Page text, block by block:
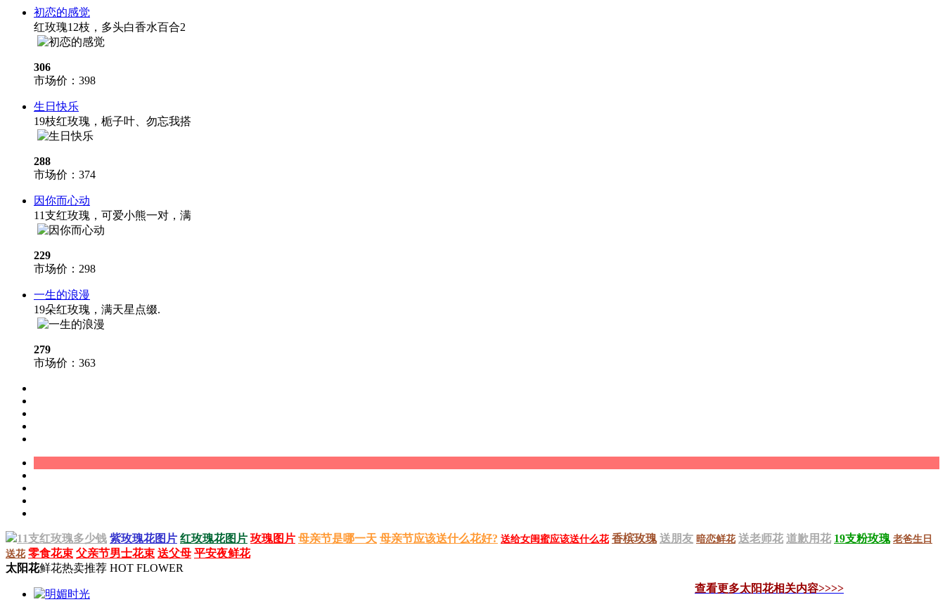
初恋的感觉
红玫瑰12枝，多头白香水百合2
306
市场价： 398
生日快乐
19枝红玫瑰，栀子叶、勿忘我搭
288
市场价： 374
因你而心动
11支红玫瑰，可爱小熊一对，满
229
市场价： 298
一生的浪漫
19朵红玫瑰，满天星点缀.
279
市场价： 363
11支红玫瑰多少钱 紫玫瑰花图片 红玫瑰花图片 玫瑰图片 母亲节是哪一天 母亲节应该送什么花好? 送给女闺蜜应该送什么花 香槟玫瑰 送朋友 暗恋鲜花 送老师花 道歉用花 19支粉玫瑰 老爸生日
送花 零食花束 父亲节男士花束 送父母 平安夜鲜花
太阳花鲜花热卖推荐 HOT FLOWER
查看更多太阳花相关内容>>>>